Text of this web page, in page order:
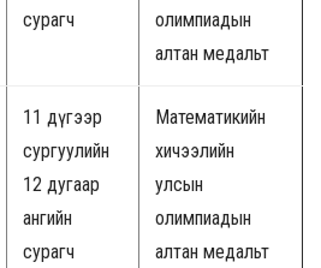
сурагч
олимпиадын
алтан медальт
11 дүгээр
сургуулийн
12 дугаар
ангийн
сурагч
Математикийн
хичээлийн
улсын
олимпиадын
алтан медальт